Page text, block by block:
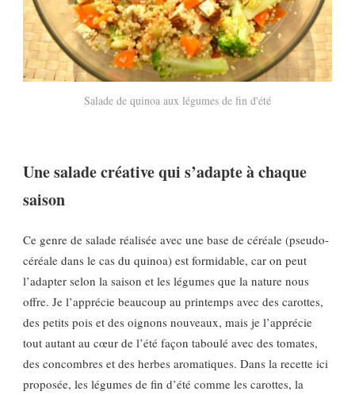
Salade de quinoa aux légumes de fin d'été
Une salade créative qui s’adapte à chaque
saison
Ce genre de salade réalisée avec une base de céréale (pseudo-
céréale dans le cas du quinoa) est formidable, car on peut
l’adapter selon la saison et les légumes que la nature nous
offre. Je l’apprécie beaucoup au printemps avec des carottes,
des petits pois et des oignons nouveaux, mais je l’apprécie
tout autant au cœur de l’été façon taboulé avec des tomates,
des concombres et des herbes aromatiques. Dans la recette ici
proposée, les légumes de fin d’été comme les carottes, la